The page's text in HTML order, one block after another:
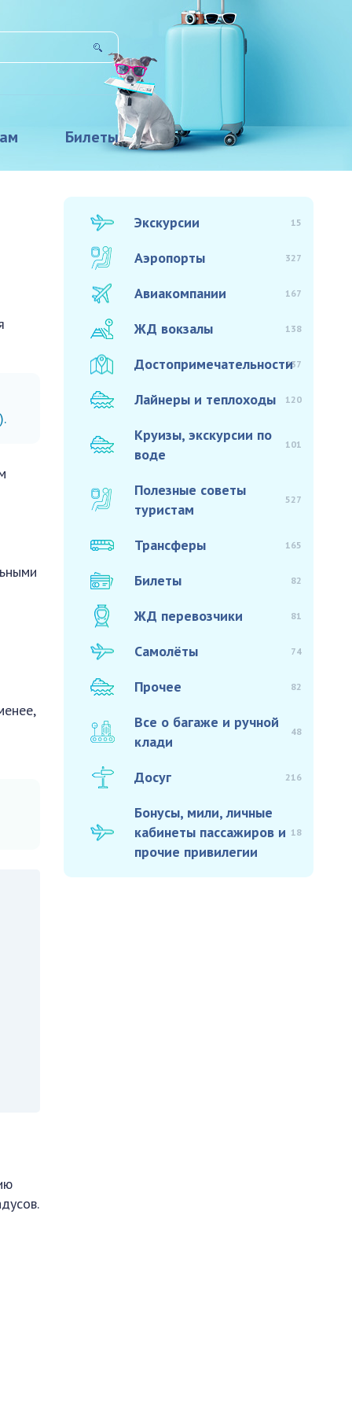
Билеты
Экскурсии 15
Аэропорты 327
Авиакомпании 167
ЖД вокзалы 138
Достопримечательности937
Лайнеры и теплоходы 120
Круизы, экскурсии по
воде
101
Полезные советы
туристам
527
Трансферы 165
Билеты 82
ЖД перевозчики 81
Самолёты 74
Прочее 82
Все о багаже и ручной
клади
48
Досуг 216
Бонусы, мили, личные
кабинеты пассажиров и
прочие привилегии
18